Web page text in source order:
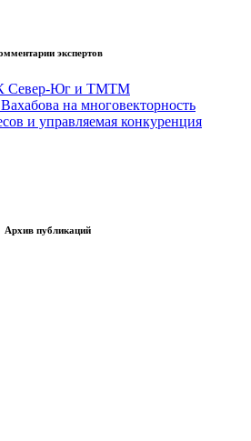
экспертов
Север-Юг и ТМТМ
на многовекторность
и управляемая конкуренция
Архив публикаций